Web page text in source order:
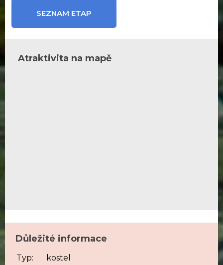
SEZNAM ETAP
Atraktivita na mapě
Důležité informace
Typ:
kostel